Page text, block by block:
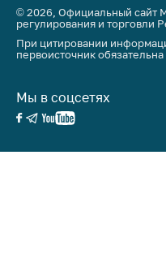
© 2026, Официальный сайт
регулирования и торговли
При цитировании
первоисточник обязательна
Мы в соцсетях